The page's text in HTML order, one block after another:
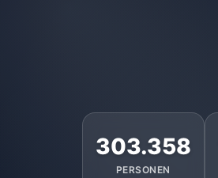
303.358
PERSONEN